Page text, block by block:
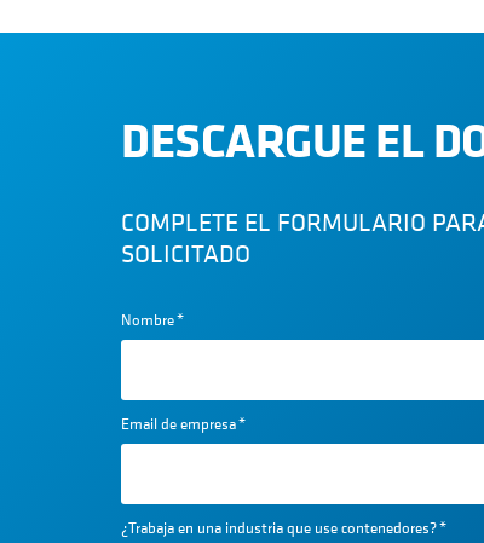
DESCARGUE EL
COMPLETE EL FORMULARIO
SOLICITADO
Nombre*
Email de empresa*
¿Trabaja en una industria que use contenedores?*